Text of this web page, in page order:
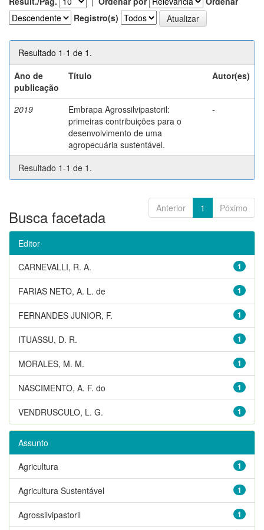
Registro(s)
Resultado 1-1 de 1.
Ano de
publicação
Título Autor(es)
2019
Embrapa Agrossilvipastoril:
primeiras contribuições para o
desenvolvimento de uma
agropecuária sustentável.
-
Resultado 1-1 de 1.
Anterior 1 Póximo
Busca facetada
Editor
1
CARNEVALLI, R. A.
1
FARIAS NETO, A. L. de
1
FERNANDES JUNIOR, F.
1
ITUASSU, D. R.
1
MORALES, M. M.
1
NASCIMENTO, A. F. do
1
VENDRUSCULO, L. G.
Assunto
1
Agricultura
1
Agricultura Sustentável
1
Agrossilvipastoril